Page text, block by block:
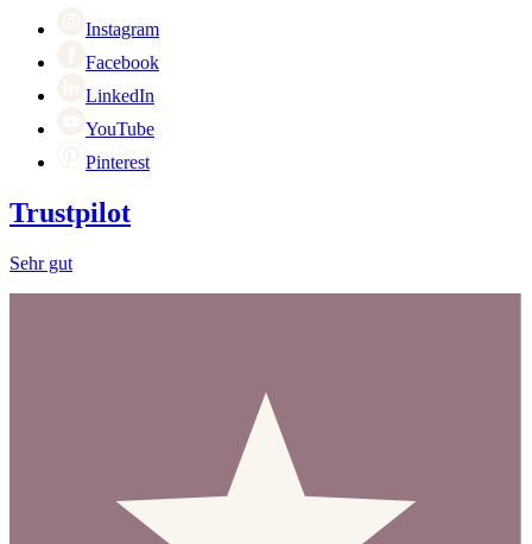
Cyber Monday
Instagram
Facebook
LinkedIn
YouTube
Pinterest
Trustpilot
Sehr gut